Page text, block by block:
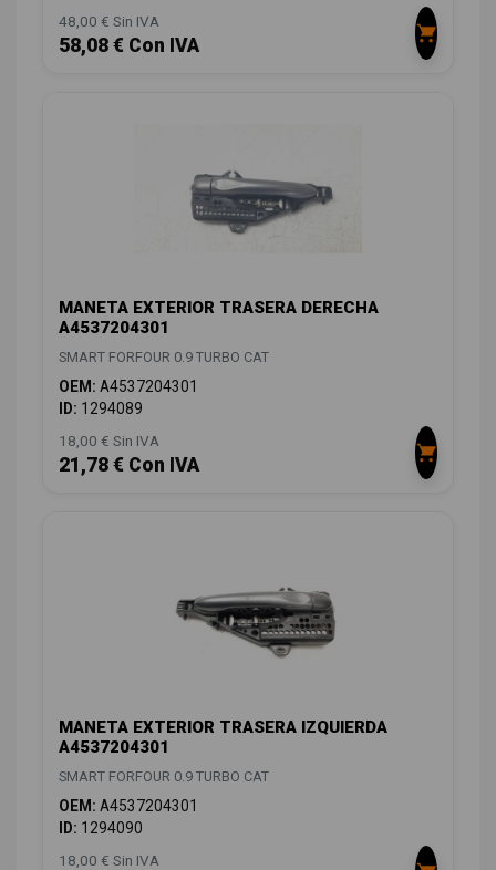
48,00 € Sin IVA
58,08 € Con IVA
MANETA EXTERIOR TRASERA DERECHA
A4537204301
SMART FORFOUR 0.9 TURBO CAT
OEM: A4537204301
ID: 1294089
18,00 € Sin IVA
21,78 € Con IVA
MANETA EXTERIOR TRASERA IZQUIERDA
A4537204301
SMART FORFOUR 0.9 TURBO CAT
OEM: A4537204301
ID: 1294090
18,00 € Sin IVA